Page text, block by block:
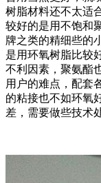
树脂材料还不太适
较好的是用不饱和
牌之类的精细些的
是用环氧树脂比较
不利因素，聚氨酯
用户的难点，配套
的粘接也不如环氧
差，需要做些技术